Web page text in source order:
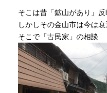
そこは昔「鉱山があり」反
しかしその金山市は今は衰
そこで「古民家」の相談